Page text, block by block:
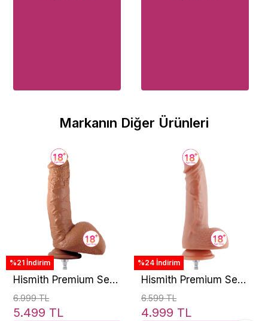
Markanın Diğer Ürünleri
%21 İndirim
Hismith Premium Sex
Machine 23 cm Huge
Silicone Dildo
6.999 TL
5.499 TL
%24 İndirim
Hismith Premium Sex
Machine 8 İnc Natural
Doku Realistik Penis
6.599 TL
4.999 TL